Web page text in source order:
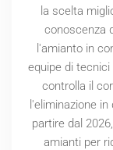
la scelta
conoscenza
l'amianto in
equipe di
controlla il
l'eliminazione
partire dal 2026
amianti per